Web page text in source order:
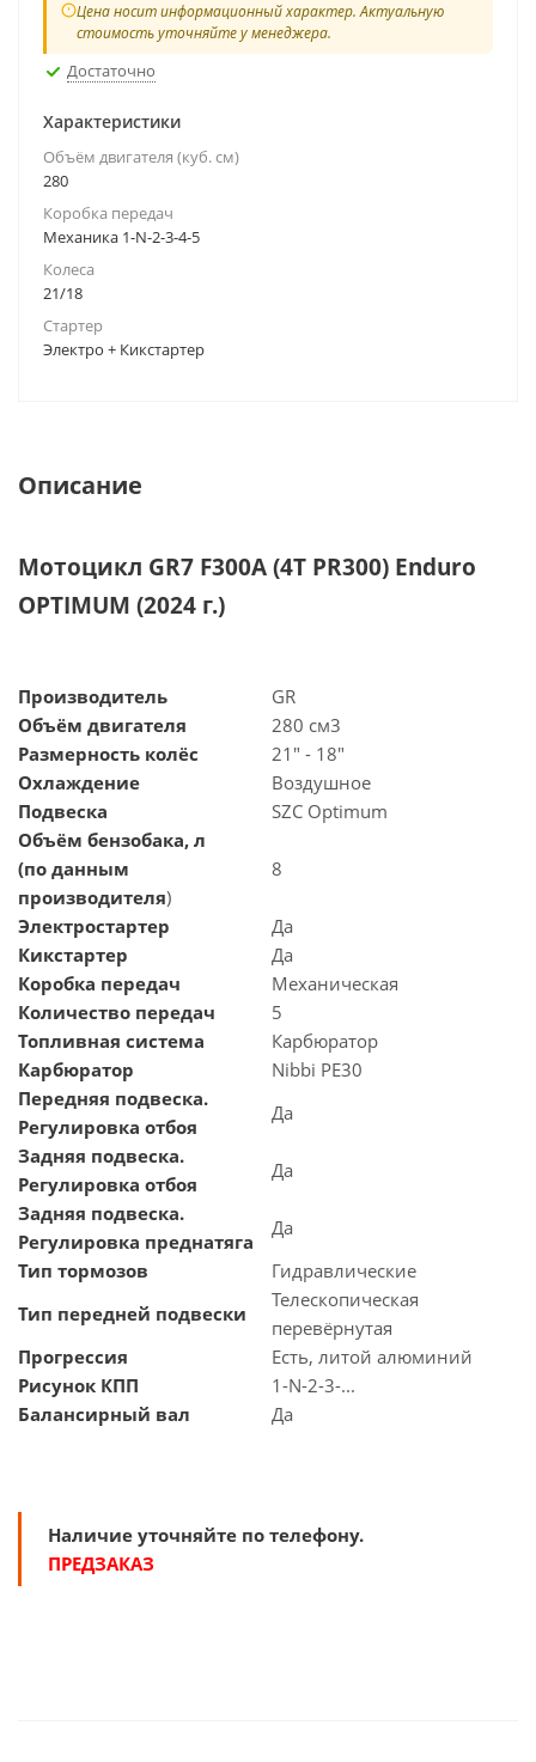
Цена носит информационный характер. Актуальную
стоимость уточняйте у менеджера.
Достаточно
Характеристики
Объём двигателя (куб. см)
280
Коробка передач
Механика 1-N-2-3-4-5
Колеса
21/18
Стартер
Электро + Кикстартер
Описание
Мотоцикл GR7 F300A (4T PR300) Enduro
OPTIMUM (2024 г.)
Производитель
GR
Объём двигателя
280 см3
Размерность колёс
21" - 18"
Охлаждение
Воздушное
Подвеска
SZC Optimum
Объём бензобака, л
(по данным
производителя)
8
Электростартер
Да
Кикстартер
Да
Коробка передач
Механическая
Количество передач
5
Топливная система
Карбюратор
Карбюратор
Nibbi PE30
Передняя подвеска.
Регулировка отбоя
Да
Задняя подвеска.
Регулировка отбоя
Да
Задняя подвеска.
Регулировка преднатяга
Да
Тип тормозов
Гидравлические
Тип передней подвески
Телескопическая
перевёрнутая
Прогрессия
Есть, литой алюминий
Рисунок КПП
1-N-2-3-...
Балансирный вал
Да
Наличие уточняйте по телефону.
ПРЕДЗАКАЗ